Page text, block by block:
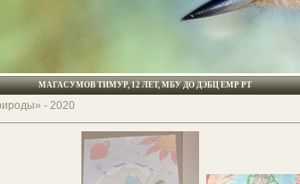
МАГАСУМОВ ТИМУР, 12 ЛЕТ, МБУ ДО ДЭБЦ ЕМР РТ
- 2020